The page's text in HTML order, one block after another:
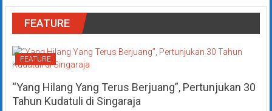
FEATURE
FEATURE
“Yang Hilang Yang Terus Berjuang”, Pertunjukan 30
Tahun Kudatuli di Singaraja